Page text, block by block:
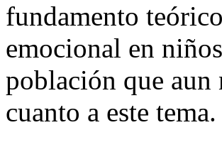
fundamento
emocional en
población que
cuanto a este tema.